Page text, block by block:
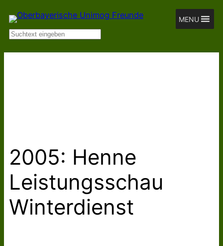
Zum
Inhalt
springen
MENU
Suchen
2005: Henne
Leistungsschau
Winterdienst